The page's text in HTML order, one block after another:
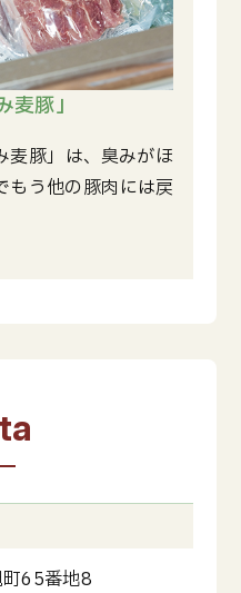
豚」
麦豚」は、臭みがほ
もう他の豚肉には戻
65番地8